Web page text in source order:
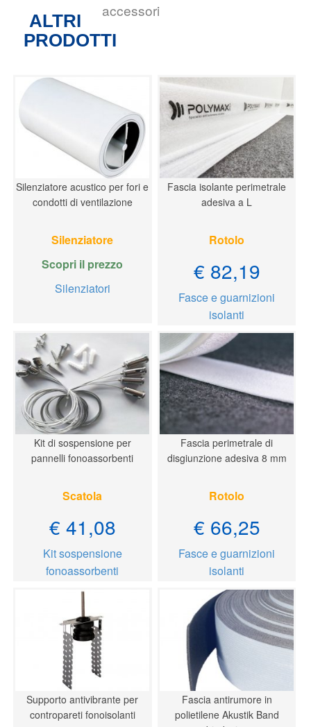
ALTRI
PRODOTTI
accessori
Silenziatore acustico per fori e
condotti di ventilazione
Silenziatore
Scopri il prezzo
Silenziatori
Fascia isolante perimetrale
adesiva a L
Rotolo
€ 82,19
Fasce e guarnizioni
isolanti
Kit di sospensione per
pannelli fonoassorbenti
Scatola
€ 41,08
Kit sospensione
fonoassorbenti
Fascia perimetrale di
disgiunzione adesiva 8 mm
Rotolo
€ 66,25
Fasce e guarnizioni
isolanti
Supporto antivibrante per
contropareti fonoisolanti
Fascia antirumore in
polietilene Akustik Band